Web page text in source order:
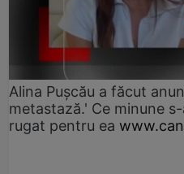
Alina Pușcău a făcut
metastază.' Ce minune
rugat pentru ea